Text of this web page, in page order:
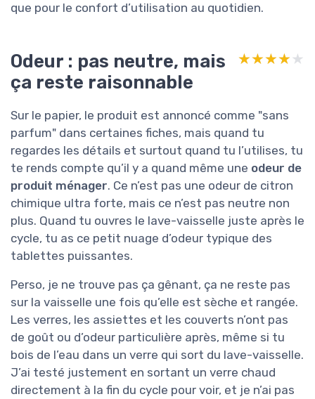
que pour le confort d’utilisation au quotidien.
Odeur : pas neutre, mais
ça reste raisonnable
★★★★★
★★★★★
Sur le papier, le produit est annoncé comme "sans
parfum" dans certaines fiches, mais quand tu
regardes les détails et surtout quand tu l’utilises, tu
te rends compte qu’il y a quand même une odeur de
produit ménager. Ce n’est pas une odeur de citron
chimique ultra forte, mais ce n’est pas neutre non
plus. Quand tu ouvres le lave-vaisselle juste après le
cycle, tu as ce petit nuage d’odeur typique des
tablettes puissantes.
Perso, je ne trouve pas ça gênant, ça ne reste pas
sur la vaisselle une fois qu’elle est sèche et rangée.
Les verres, les assiettes et les couverts n’ont pas
de goût ou d’odeur particulière après, même si tu
bois de l’eau dans un verre qui sort du lave-vaisselle.
J’ai testé justement en sortant un verre chaud
directement à la fin du cycle pour voir, et je n’ai pas